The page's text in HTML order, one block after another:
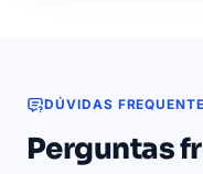
DÚVIDAS
Perguntas